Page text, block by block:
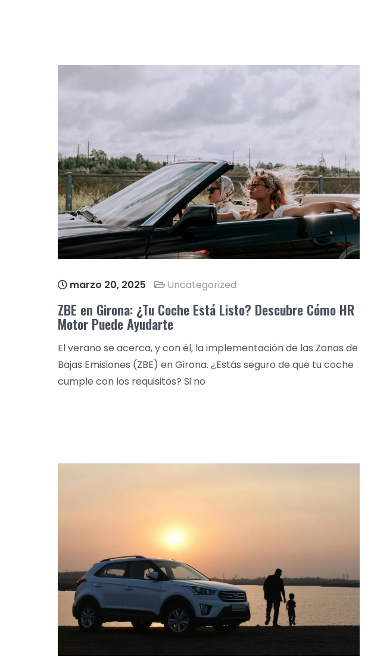
marzo 20, 2025 Uncategorized
ZBE en Girona: ¿Tu Coche Está Listo? Descubre Cómo HR
Motor Puede Ayudarte
El verano se acerca, y con él, la implementación de las Zonas de
Bajas Emisiones (ZBE) en Girona. ¿Estás seguro de que tu coche
cumple con los requisitos? Si no